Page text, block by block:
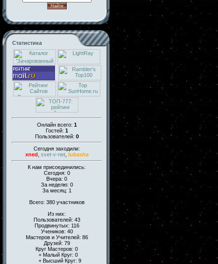
Статистика
Онлайн всего: 1
Гостей: 1
Пользователей: 0
Сегодня заходили:
xned
svet-v-net, lubasha
К нам присоединились:
Сегодня: 0
Вчера: 0
За неделю: 0
За месяц: 1
Всего: 380 участников
Из них:
Пользователей: 43
Продвинутых: 116
Учеников: 40
Мастеров и Учителей: 86
Друзей: 79
Круг Мастеров: 0
+ Малый Круг: 0
+ Высший Круг: 9